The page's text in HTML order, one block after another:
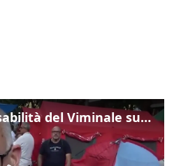
Gualtieri: "Responsabilità del Viminale su Spin Time? La posizione dei partiti è nota"